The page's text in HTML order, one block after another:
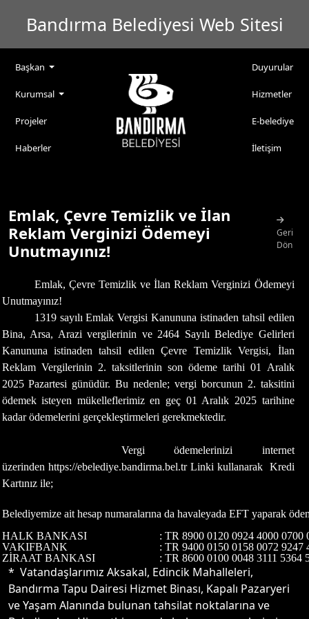
Bandırma Belediyesi Web Sitesi
Başkan
Kurumsal
Projeler
Haberler
Duyurular
Hizmetler
E-belediye
İletişim
Emlak, Çevre Temizlik ve İlan
Reklam Verginizi Ödemeyi
Unutmayınız!
Geri
Dön
Emlak, Çevre Temizlik ve İlan Reklam Verginizi Ödemeyi
Unutmayınız!
1319 sayılı Emlak Vergisi Kanununa istinaden tahsil edilen
Bina, Arsa, Arazi vergilerinin ve 2464 Sayılı Belediye Gelirleri
Kanununa istinaden tahsil edilen Çevre Temizlik Vergisi, İlan
Reklam Vergilerinin 2. taksitlerinin son ödeme tarihi 01 Aralık
2025 Pazartesi günüdür. Bu nedenle; vergi borcunun 2. taksitini
ödemek isteyen mükelleflerimiz en geç 01 Aralık 2025 tarihine
kadar ödemelerini gerçekleştirmeleri gerekmektedir.
Vergi ödemelerinizi internet
üzerinden https://ebelediye.bandirma.bel.tr Linki kullanarak Kredi
Kartınız ile;
Belediyemize ait hesap numaralarına da havaleyada EFT yaparak
HALK BANKASI
: TR 8900 0120 0924 4000 0700
VAKIFBANK
: TR 9400 0150 0158 0072 9247
ZİRAAT BANKASI
: TR 8600 0100 0048 3111 5364
* Vatandaşlarımız Aksakal, Edincik Mahalleleri,
Bandırma Tapu Dairesi Hizmet Binası, Kapalı Pazaryeri
ve Yaşam Alanında bulunan tahsilat noktalarına ve